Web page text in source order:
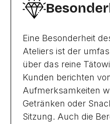
Eine Besonderheit
Ateliers ist der
über das reine
Kunden berichten
Aufmerksamkeiten
Getränken oder
Sitzung. Auch die